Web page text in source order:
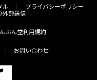
ル
プライバシーポリシー
外部送信
ぶん堂利用規約
お問い合わせ